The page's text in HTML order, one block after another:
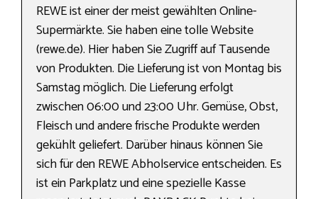
REWE ist einer der meist gewählten Online-
Supermärkte. Sie haben eine tolle Website
(rewe.de). Hier haben Sie Zugriff auf Tausende
von Produkten. Die Lieferung ist von Montag bis
Samstag möglich. Die Lieferung erfolgt
zwischen 06:00 und 23:00 Uhr. Gemüse, Obst,
Fleisch und andere frische Produkte werden
gekühlt geliefert. Darüber hinaus können Sie
sich für den REWE Abholservice entscheiden. Es
ist ein Parkplatz und eine spezielle Kasse